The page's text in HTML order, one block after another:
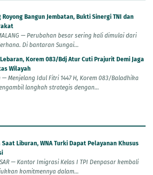
Royong Bangun Jembatan, Bukti Sinergi TNI dan
— Perubahan besar sering kali dimulai dari
Di bantaran Sungai...
Korem 083/Bdj Atur Cuti Prajurit Demi Jaga
Wilayah
— Menjelang Idul Fitri 1447 H, Korem 083/Baladhika
langkah strategis dengan...
Saat Liburan, WNA Turki Dapat Pelayanan Khusus
— Kantor Imigrasi Kelas I TPI Denpasar kembali
komitmennya dalam...